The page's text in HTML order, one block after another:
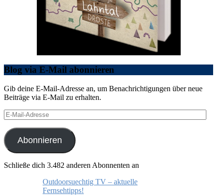
Blog via E-Mail abonnieren
Gib deine E-Mail-Adresse an, um Benachrichtigungen über neue
Beiträge via E-Mail zu erhalten.
E-
Mail-
Adresse
Abonnieren
Schließe dich 3.482 anderen Abonnenten an
Outdoorsuechtig TV – aktuelle
Fernsehtipps!